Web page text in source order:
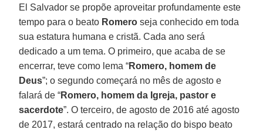
El Salvador se propõe aproveitar profundamente este
tempo para o beato Romero seja conhecido em toda
sua estatura humana e cristã. Cada ano será
dedicado a um tema. O primeiro, que acaba de se
encerrar, teve como lema “Romero, homem de
Deus”; o segundo começará no mês de agosto e
falará de “Romero, homem da Igreja, pastor e
sacerdote”. O terceiro, de agosto de 2016 até agosto
de 2017, estará centrado na relação do bispo beato